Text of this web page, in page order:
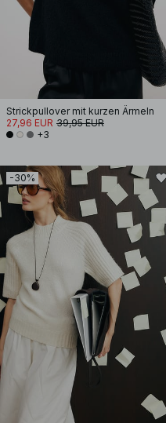
Strickpullover mit kurzen Ärmeln
27,96 EUR 39,95 EUR
+3
-30%